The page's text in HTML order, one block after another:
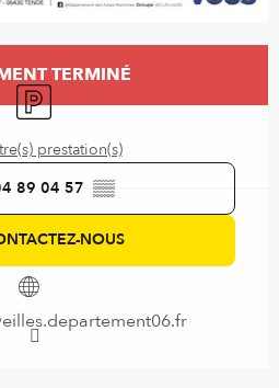
TERMINÉ
Parking
prestation(s)
89 04 57 ▒▒
NOUS